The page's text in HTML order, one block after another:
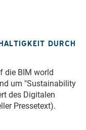
DURCH
die BIM world
um "Sustainability
des Digitalen
Pressetext).